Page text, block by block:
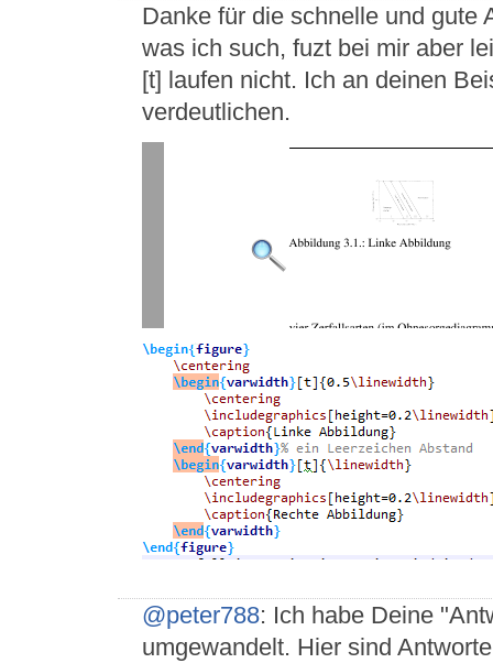
Danke für die schnelle und gute
was ich such, fuzt bei mir aber
[t] laufen nicht. Ich an deinen
verdeutlichen.
@peter788: Ich habe Deine
umgewandelt. Hier sind